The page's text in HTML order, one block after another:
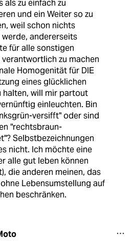
als zu einfach zu
und ein Weiter so zu
weil schon nichts
werde, andererseits
für alle sonstigen
zu machen
Homogenität für DIE
eines glücklichen
halten, will mir partout
einleuchten. Bin
versifft" oder sind
"rechtsbraun-
Selbstbezeichnungen
nicht. Ich möchte eine
alle gut leben können
die anderen meinen, das
Lebensumstellung auf
beschränken.